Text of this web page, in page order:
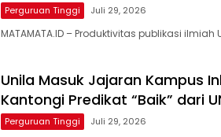
Perguruan Tinggi Juli 29, 2026
MATAMATA.ID – Produktivitas publikasi
Unila Masuk Jajaran Kampus
Kantongi Predikat “Baik” dari
Perguruan Tinggi Juli 29, 2026